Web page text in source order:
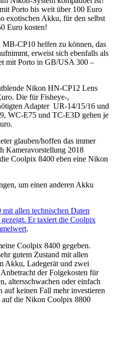
Porto bis weit über 100 Euro
exotischen Akku, für den selbst
Euro kosten!
CP10 helfen zu können, das
erweist sich ebenfalls als
mit Porto in GB/USA 300 –
Nikon HN-CP12 Lens
Die für Fisheye-,
Adapter UR-14/15/16 und
WC-E75 und TC-E3D gehen je
glauben/hoffen das immer
Kameravorstellung 2018
Coolpix 8400 eben eine Nikon
um einen anderen Akku
allen technischen Daten
Er taxiert die Coolpix
.
Coolpix 8400 gegeben.
gutem Zustand mit allen
Akku, Ladegerät und zwei
der Folgekosten für
altersschwachen oder einfach
auf keinen Fall mehr investieren
auf die Nikon Coolpix 8800